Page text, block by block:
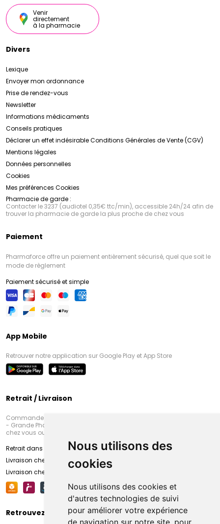
Nous utilisons des
cookies
Nous utilisons des cookies et
d'autres technologies de suivi
pour améliorer votre expérience
de navigation sur notre site, pour
Venir
directement
à la pharmacie
Divers
Lexique
Envoyer mon ordonnance
Prise de rendez-vous
Newsletter
Informations médicaments
Conseils pratiques
Déclarer un effet indésirableConditions Générales de Vente (CGV)
Mentions légales
Données personnelles
Cookies
Mes préférences Cookies
Pharmacie de garde :
Contacter le 3237 (audiotel 0,35€ ttc/min), accessible 24h/24 afin de
trouver la pharmacie de garde la plus proche de chez vous
Paiement
Pharmaforce offre un paiement entièrement sécurisé, quel que soit le
mode de règlement
Paiement sécurisé et simple
App Mobile
Retrouver notre application sur Google Play et App Store
Retrait / Livraison
Commandez en ligne et venez chercher votre commande à Amiens
- Grande Pharmacie d’Amiens (Fachon) ou recevez-là rapidement
chez vous ou en point retrait
Retrait dans la pharmacie d’Amiens
Livraison chez vous
Livraison chez votre commerçant
Retrouvez-nous sur vos réseaux sociaux